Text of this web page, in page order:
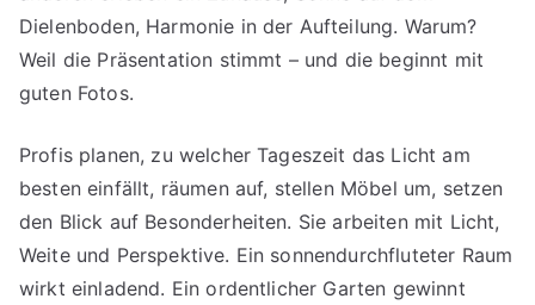
Dielenboden, Harmonie in der Aufteilung. Warum?
Weil die Präsentation stimmt – und die beginnt mit
guten Fotos.
Profis planen, zu welcher Tageszeit das Licht am
besten einfällt, räumen auf, stellen Möbel um, setzen
den Blick auf Besonderheiten. Sie arbeiten mit Licht,
Weite und Perspektive. Ein sonnendurchfluteter Raum
wirkt einladend. Ein ordentlicher Garten gewinnt